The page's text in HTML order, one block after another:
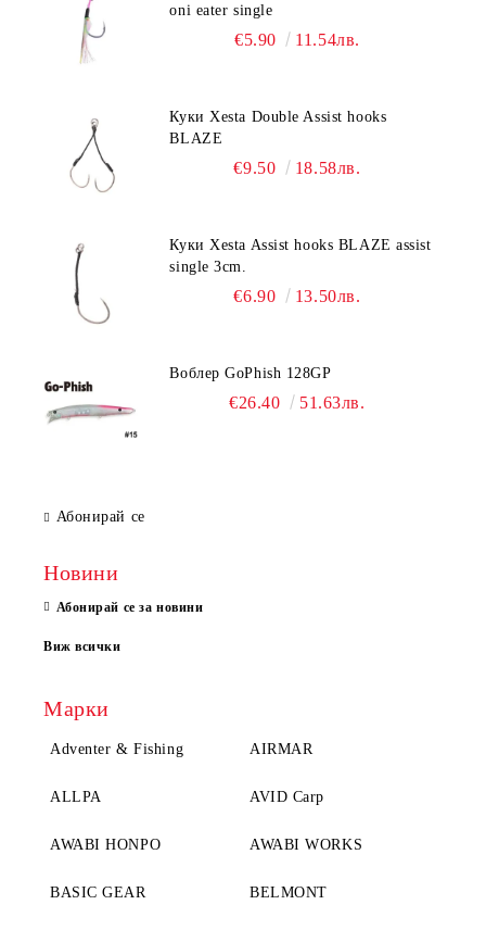
oni eater single
€5.90 11.54лв.
Куки Xesta Double Assist hooks
BLAZE
€9.50 18.58лв.
Куки Xesta Assist hooks BLAZE assist
single 3cm.
€6.90 13.50лв.
Воблер GoPhish 128GP
€26.40 51.63лв.
Абонирай се
Новини
Абонирай се за новини
Виж всички
Марки
Adventer & Fishing AIRMAR
ALLPA AVID Carp
AWABI HONPO AWABI WORKS
BASIC GEAR BELMONT